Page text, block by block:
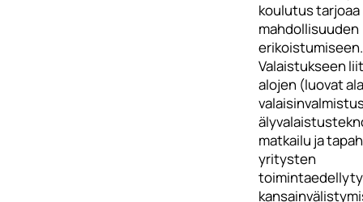
koulutus tarjoaa
mahdollisuuden
erikoistumiseen.
Valaistukseen
alojen (luovat
matkailu ja
yritysten